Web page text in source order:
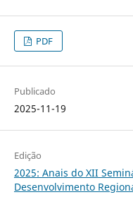
PDF
Publicado
2025-11-19
Edição
2025: Anais do XII
Desenvolvimento